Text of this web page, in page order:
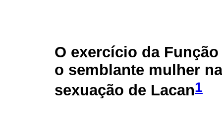
O exercício da Função
o semblante mulher
sexuação de Lacan1